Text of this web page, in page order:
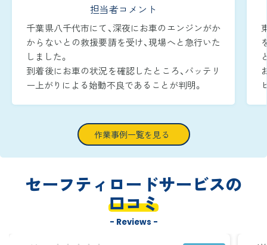
担当者コメント
千葉県八千代市にて、深夜にお車のエンジンがか
からないとの救援要請を受け、現場へと急行いた
しました。
到着後にお車の状況を確認したところ、バッテリ
ー上がりによる始動不良であることが判明。
速に復旧作業へ取り掛かりました。
ブースターケーブルをバッテリー端子へ確実に
つなぎ、ジャンピング作業を実施し、到着から約
きました。
作業事例一覧を見る
セーフティロードサービスの
口コミ
- Reviews -